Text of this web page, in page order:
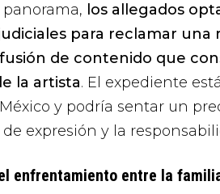
los allegados
para reclamar una
de contenido que
la artista. El expediente
y podría sentar un
expresión y la
enfrentamiento entre la